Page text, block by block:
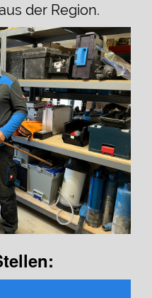
der Region.